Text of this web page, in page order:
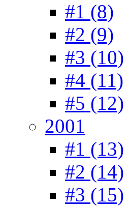
#1 (8)
#2 (9)
#3 (10)
#4 (11)
#5 (12)
2001
#1 (13)
#2 (14)
#3 (15)